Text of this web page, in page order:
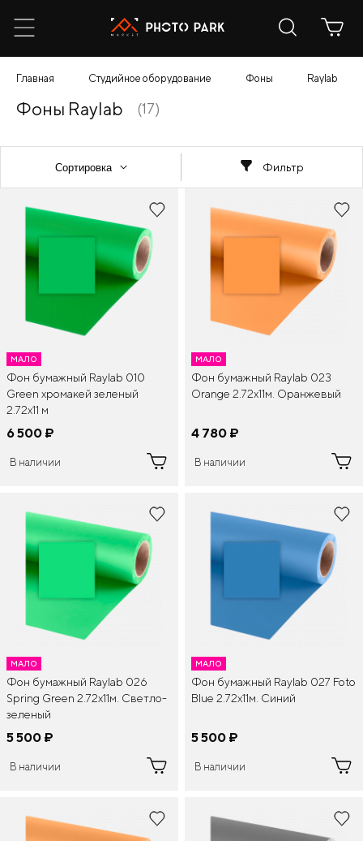
Главная Студийное оборудование Фоны Raylab
Фоны Raylab (17)
Фильтр
МАЛО
Фон бумажный Raylab 010
Green хромакей зеленый
2.72x11 м
6 500 ¤
В наличии
МАЛО
Фон бумажный Raylab 023
Orange 2.72x11м. Оранжевый
4 780 ¤
В наличии
МАЛО
Фон бумажный Raylab 026
Spring Green 2.72x11м. Светло-
зеленый
5 500 ¤
В наличии
МАЛО
Фон бумажный Raylab 027 Foto
Blue 2.72x11м. Синий
5 500 ¤
В наличии